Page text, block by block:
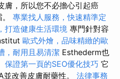
膚，所以您不必擔心引起癌
專業找人服務，快速精準定
打造健康生活環境 專門針對容
歐式外燴，品味精緻的歐
，耐用且易清潔 Esthederm也
保證第一頁的SEO優化技巧 它
改善皮膚耐藥性。 法律事務